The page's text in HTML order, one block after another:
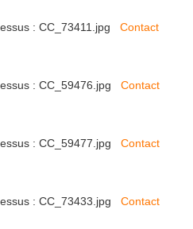
: CC_73411.jpg Contact
: CC_59476.jpg Contact
: CC_59477.jpg Contact
: CC_73433.jpg Contact